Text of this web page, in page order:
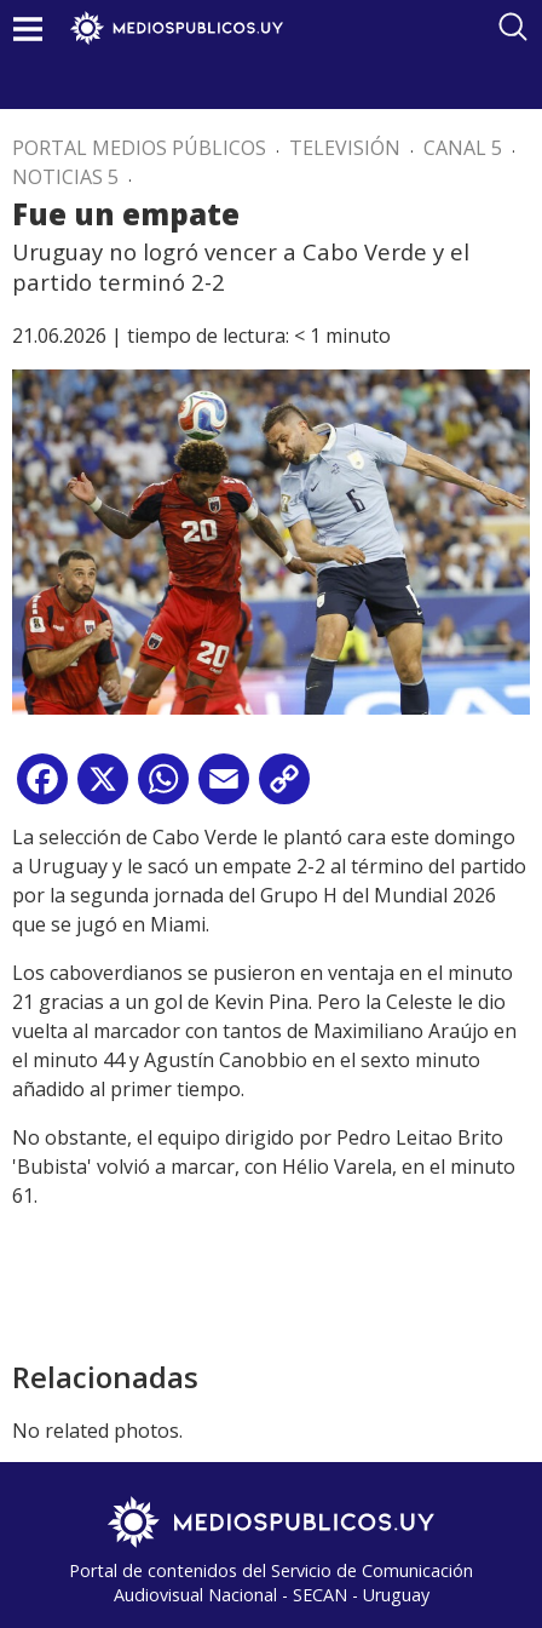
PORTAL MEDIOS PÚBLICOS . TELEVISIÓN . CANAL 5 .
NOTICIAS 5 .
Fue un empate
Uruguay no logró vencer a Cabo Verde y el
partido terminó 2-2
21.06.2026 | tiempo de lectura: < 1 minuto
Facebook
X WhatsApp
Email
Link
La selección de Cabo Verde le plantó cara este domingo
a Uruguay y le sacó un empate 2-2 al término del partido
por la segunda jornada del Grupo H del Mundial 2026
que se jugó en Miami.
Los caboverdianos se pusieron en ventaja en el minuto
21 gracias a un gol de Kevin Pina. Pero la Celeste le dio
vuelta al marcador con tantos de Maximiliano Araújo en
el minuto 44 y Agustín Canobbio en el sexto minuto
añadido al primer tiempo.
No obstante, el equipo dirigido por Pedro Leitao Brito
'Bubista' volvió a marcar, con Hélio Varela, en el minuto
61.
Relacionadas
No related photos.
Portal de contenidos del Servicio de Comunicación
Audiovisual Nacional - SECAN - Uruguay